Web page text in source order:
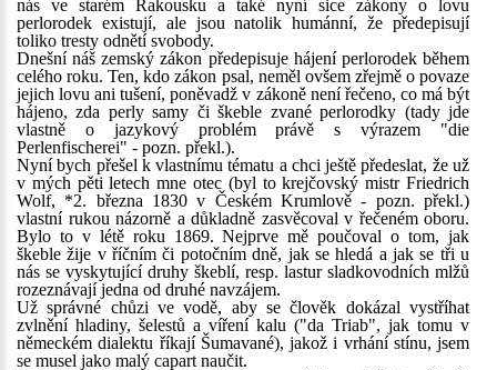
nás ve starém Rakousku a také nyní sice zákony o lovu
perlorodek existují, ale jsou natolik humánní, že předepisují
toliko tresty odnětí svobody.
Dnešní náš zemský zákon předepisuje hájení perlorodek během
celého roku. Ten, kdo zákon psal, neměl ovšem zřejmě o povaze
jejich lovu ani tušení, poněvadž v zákoně není řečeno, co má být
hájeno, zda perly samy či škeble zvané perlorodky (tady jde
vlastně o jazykový problém právě s výrazem "die
Perlenfischerei" - pozn. překl.).
Nyní bych přešel k vlastnímu tématu a chci ještě předeslat, že už
v mých pěti letech mne otec (byl to krejčovský mistr Friedrich
Wolf, *2. března 1830 v Českém Krumlově - pozn. překl.)
vlastní rukou názorně a důkladně zasvěcoval v řečeném oboru.
Bylo to v létě roku 1869. Nejprve mě poučoval o tom, jak
škeble žije v říčním či potočním dně, jak se hledá a jak se tři u
nás se vyskytující druhy škeblí, resp. lastur sladkovodních mlžů
rozeznávají jedna od druhé navzájem.
Už správné chůzi ve vodě, aby se člověk dokázal vystříhat
zvlnění hladiny, šelestů a víření kalu ("da Triab", jak tomu v
německém dialektu říkají Šumavané), jakož i vrhání stínu, jsem
se musel jako malý capart naučit.